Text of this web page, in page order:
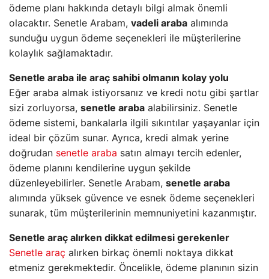
ödeme planı hakkında detaylı bilgi almak önemli
olacaktır. Senetle Arabam, vadeli araba alımında
sunduğu uygun ödeme seçenekleri ile müşterilerine
kolaylık sağlamaktadır.
Senetle araba ile araç sahibi olmanın kolay yolu
Eğer araba almak istiyorsanız ve kredi notu gibi şartlar
sizi zorluyorsa, senetle araba alabilirsiniz. Senetle
ödeme sistemi, bankalarla ilgili sıkıntılar yaşayanlar için
ideal bir çözüm sunar. Ayrıca, kredi almak yerine
doğrudan senetle araba satın almayı tercih edenler,
ödeme planını kendilerine uygun şekilde
düzenleyebilirler. Senetle Arabam, senetle araba
alımında yüksek güvence ve esnek ödeme seçenekleri
sunarak, tüm müşterilerinin memnuniyetini kazanmıştır.
Senetle araç alırken dikkat edilmesi gerekenler
Senetle araç alırken birkaç önemli noktaya dikkat
etmeniz gerekmektedir. Öncelikle, ödeme planının sizin